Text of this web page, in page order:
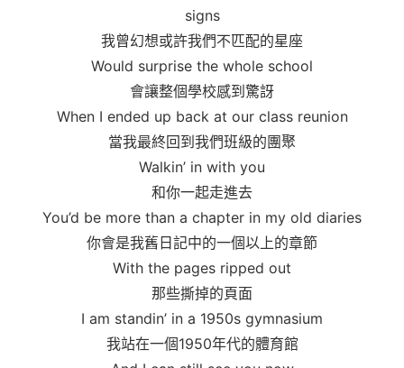
signs
我曾幻想或許我們不匹配的星座
Would surprise the whole school
會讓整個學校感到驚訝
When I ended up back at our class reunion
當我最終回到我們班級的團聚
Walkin’ in with you
和你一起走進去
You’d be more than a chapter in my old diaries
你會是我舊日記中的一個以上的章節
With the pages ripped out
那些撕掉的頁面
I am standin’ in a 1950s gymnasium
我站在一個1950年代的體育館